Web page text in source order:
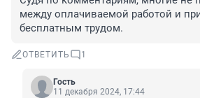
между оплачиваемой работой и
бесплатным трудом.
ОТВЕТИТЬ 1
Гость
11 декабря 2024, 17:44